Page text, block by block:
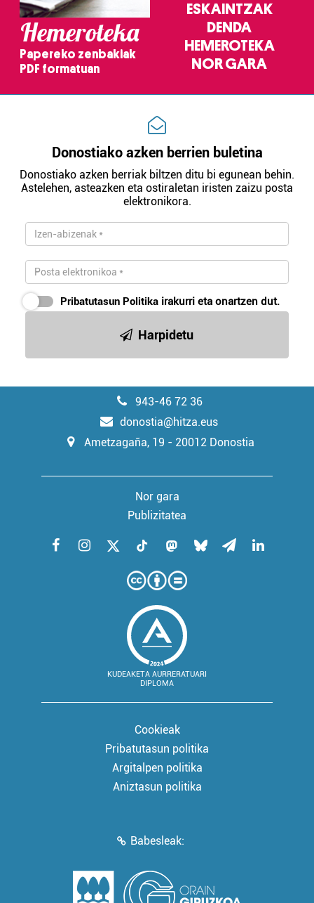
Hemeroteka
Papereko zenbakiak
PDF formatuan
ESKAINTZAK
DENDA
HEMEROTEKA
NOR GARA
Donostiako azken berrien buletina
Donostiako azken berriak biltzen ditu bi egunean behin.
Astelehen, asteazken eta ostiraletan iristen zaizu posta
elektronikora.
Pribatutasun Politika irakurri eta onartzen dut.
Harpidetu
943-46 72 36
donostia@hitza.eus
Ametzagaña, 19 - 20012 Donostia
Nor gara
Publizitatea
KUDEAKETA AURRERATUARI
DIPLOMA
Cookieak
Pribatutasun politika
Argitalpen politika
Aniztasun politika
Babesleak: